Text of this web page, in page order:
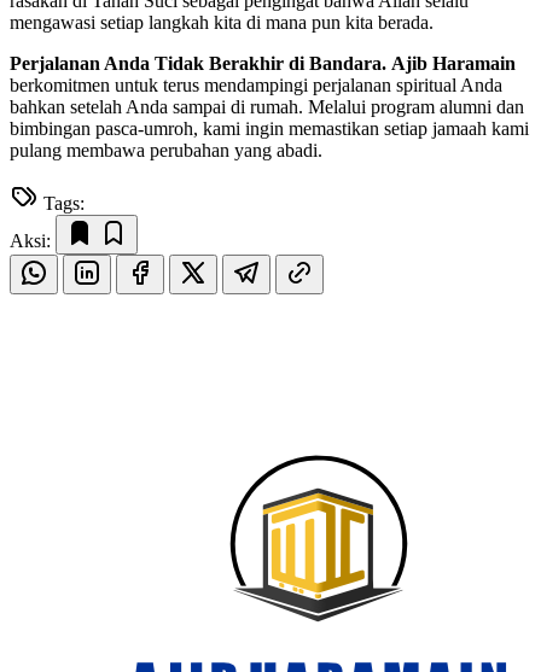
mengawasi setiap langkah kita di mana pun kita berada.
Perjalanan Anda Tidak Berakhir di Bandara. Ajib Haramain
berkomitmen untuk terus mendampingi perjalanan spiritual Anda
bahkan setelah Anda sampai di rumah. Melalui program alumni dan
bimbingan pasca-umroh, kami ingin memastikan setiap jamaah kami
pulang membawa perubahan yang abadi.
Tags:
Aksi: